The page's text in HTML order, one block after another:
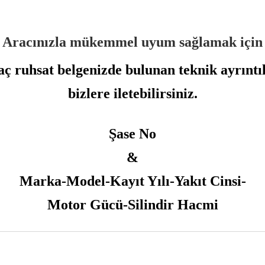
Aracınızla mükemmel uyum sağlamak için
ruhsat belgenizde bulunan teknik
bizlere iletebilirsiniz.
Şase No
&
Marka-Model-Kayıt Yılı-Yakıt Cinsi-
Motor Gücü-Silindir Hacmi